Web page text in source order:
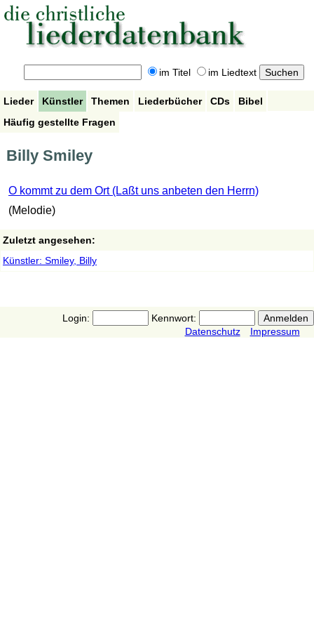
im Titel im Liedtext
Lieder Künstler Themen Liederbücher CDs
Bibel
Häufig gestellte Fragen
Billy Smiley
O kommt zu dem Ort (Laßt uns anbeten den Herrn)
(Melodie)
Zuletzt angesehen:
Künstler: Smiley, Billy
Login:
Kennwort:
Datenschutz
Impressum